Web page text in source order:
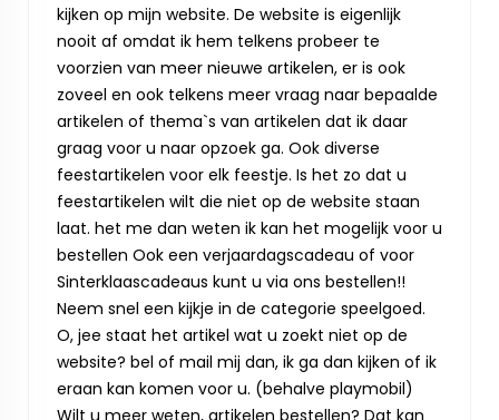
kijken op mijn website. De website is eigenlijk
nooit af omdat ik hem telkens probeer te
voorzien van meer nieuwe artikelen, er is ook
zoveel en ook telkens meer vraag naar bepaalde
artikelen of thema`s van artikelen dat ik daar
graag voor u naar opzoek ga. Ook diverse
feestartikelen voor elk feestje. Is het zo dat u
feestartikelen wilt die niet op de website staan
laat. het me dan weten ik kan het mogelijk voor u
bestellen Ook een verjaardagscadeau of voor
Sinterklaascadeaus kunt u via ons bestellen!!
Neem snel een kijkje in de categorie speelgoed.
O, jee staat het artikel wat u zoekt niet op de
website? bel of mail mij dan, ik ga dan kijken of ik
eraan kan komen voor u. (behalve playmobil)
Wilt u meer weten, artikelen bestellen? Dat kan